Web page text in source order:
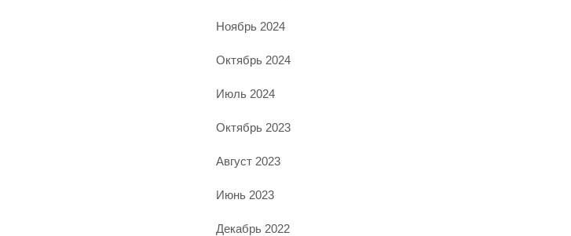
Ноябрь 2024
Октябрь 2024
Июль 2024
Октябрь 2023
Август 2023
Июнь 2023
Декабрь 2022